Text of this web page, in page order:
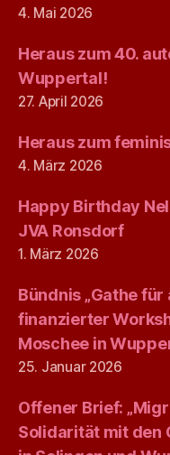
4. Mai 2026
Heraus zum 40.
Wuppertal!
27. April 2026
Heraus zum
4. März 2026
Happy Birthday
JVA Ronsdorf
1. März 2026
Bündnis „Gathe
finanzierter
Moschee in
25. Januar 2026
Offener Brief:
Solidarität mit den